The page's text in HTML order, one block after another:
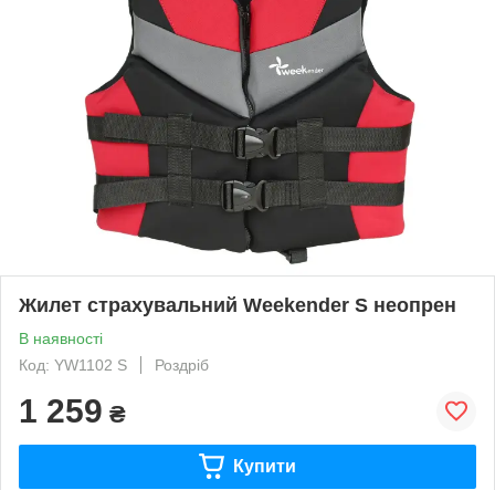
Жилет страхувальний Weekender S неопрен
В наявності
Код: YW1102 S
Роздріб
1 259 ₴
Купити